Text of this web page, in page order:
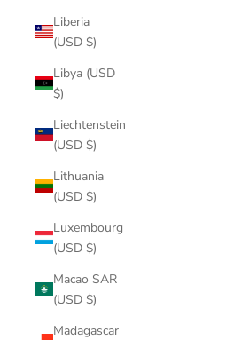
Liberia
(USD $)
Libya (USD
$)
Liechtenstein
(USD $)
Lithuania
(USD $)
Luxembourg
(USD $)
Macao SAR
(USD $)
Madagascar